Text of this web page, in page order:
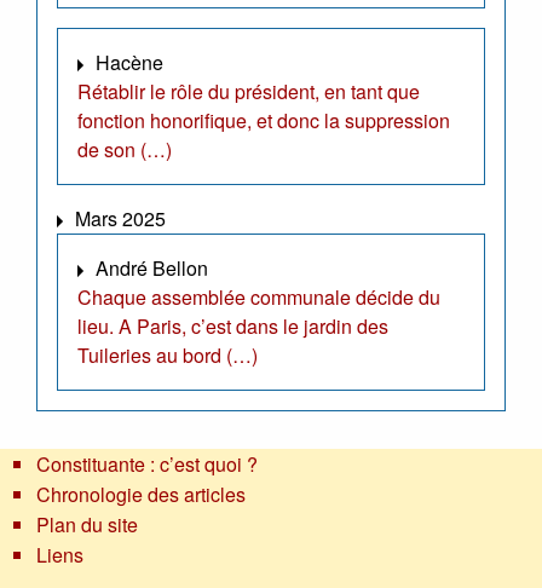
Hacène
Rétablir le rôle du président, en tant que
fonction honorifique, et donc la suppression
de son (…)
Mars 2025
André Bellon
Chaque assemblée communale décide du
lieu. A Paris, c’est dans le jardin des
Tuileries au bord (…)
Constituante : c’est quoi ?
Chronologie des articles
Plan du site
Liens